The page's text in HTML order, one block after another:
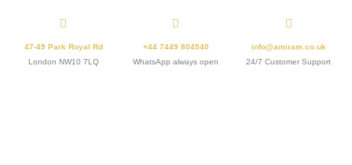
47-49 Park Royal Rd
London NW10 7LQ
+44 7449 804540
WhatsApp always open
info@amiram.co.uk
24/7 Customer Support